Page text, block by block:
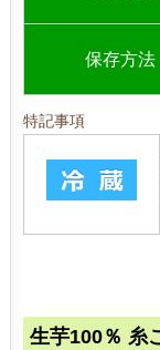
保存方法
特記事項
生芋100％ 糸